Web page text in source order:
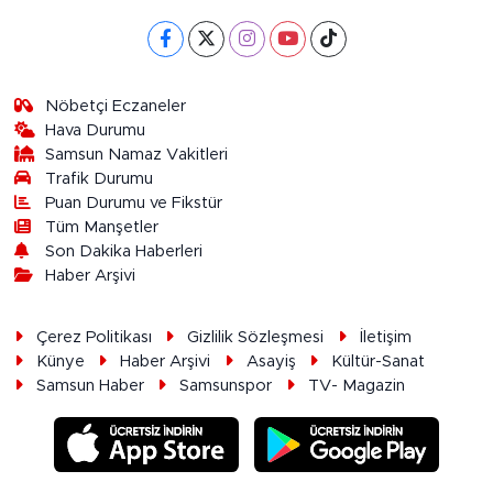
Nöbetçi Eczaneler
Hava Durumu
Samsun Namaz Vakitleri
Trafik Durumu
Puan Durumu ve Fikstür
Tüm Manşetler
Son Dakika Haberleri
Haber Arşivi
Çerez Politikası Gizlilik Sözleşmesi
İletişim
Künye
Haber Arşivi Asayiş
Kültür-Sanat
Samsun Haber
Samsunspor TV- Magazin